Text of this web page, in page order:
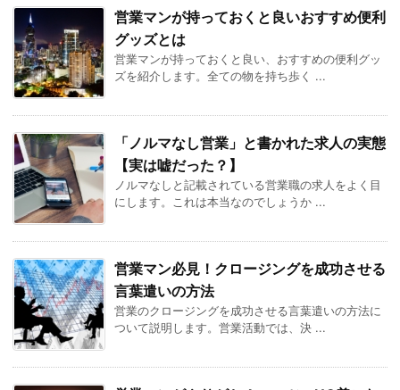
営業マンが持っておくと良いおすすめ便利
グッズとは
営業マンが持っておくと良い、おすすめの便利グッ
ズを紹介します。全ての物を持ち歩く ...
「ノルマなし営業」と書かれた求人の実態
【実は嘘だった？】
ノルマなしと記載されている営業職の求人をよく目
にします。これは本当なのでしょうか ...
営業マン必見！クロージングを成功させる
言葉遣いの方法
営業のクロージングを成功させる言葉遣いの方法に
ついて説明します。営業活動では、決 ...